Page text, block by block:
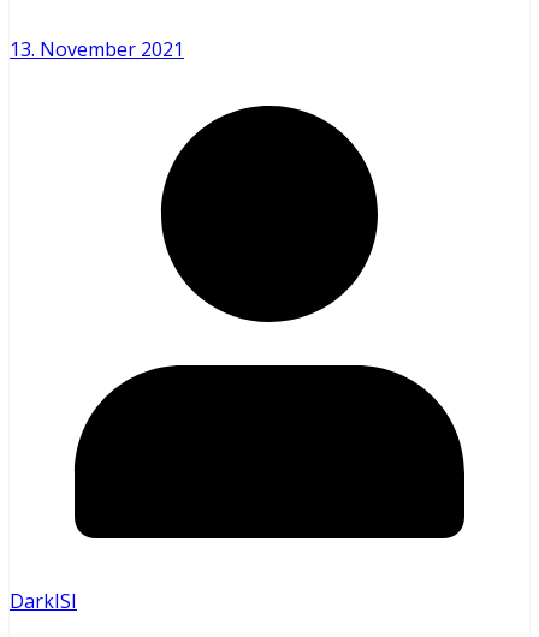
13. November 2021
DarkISI